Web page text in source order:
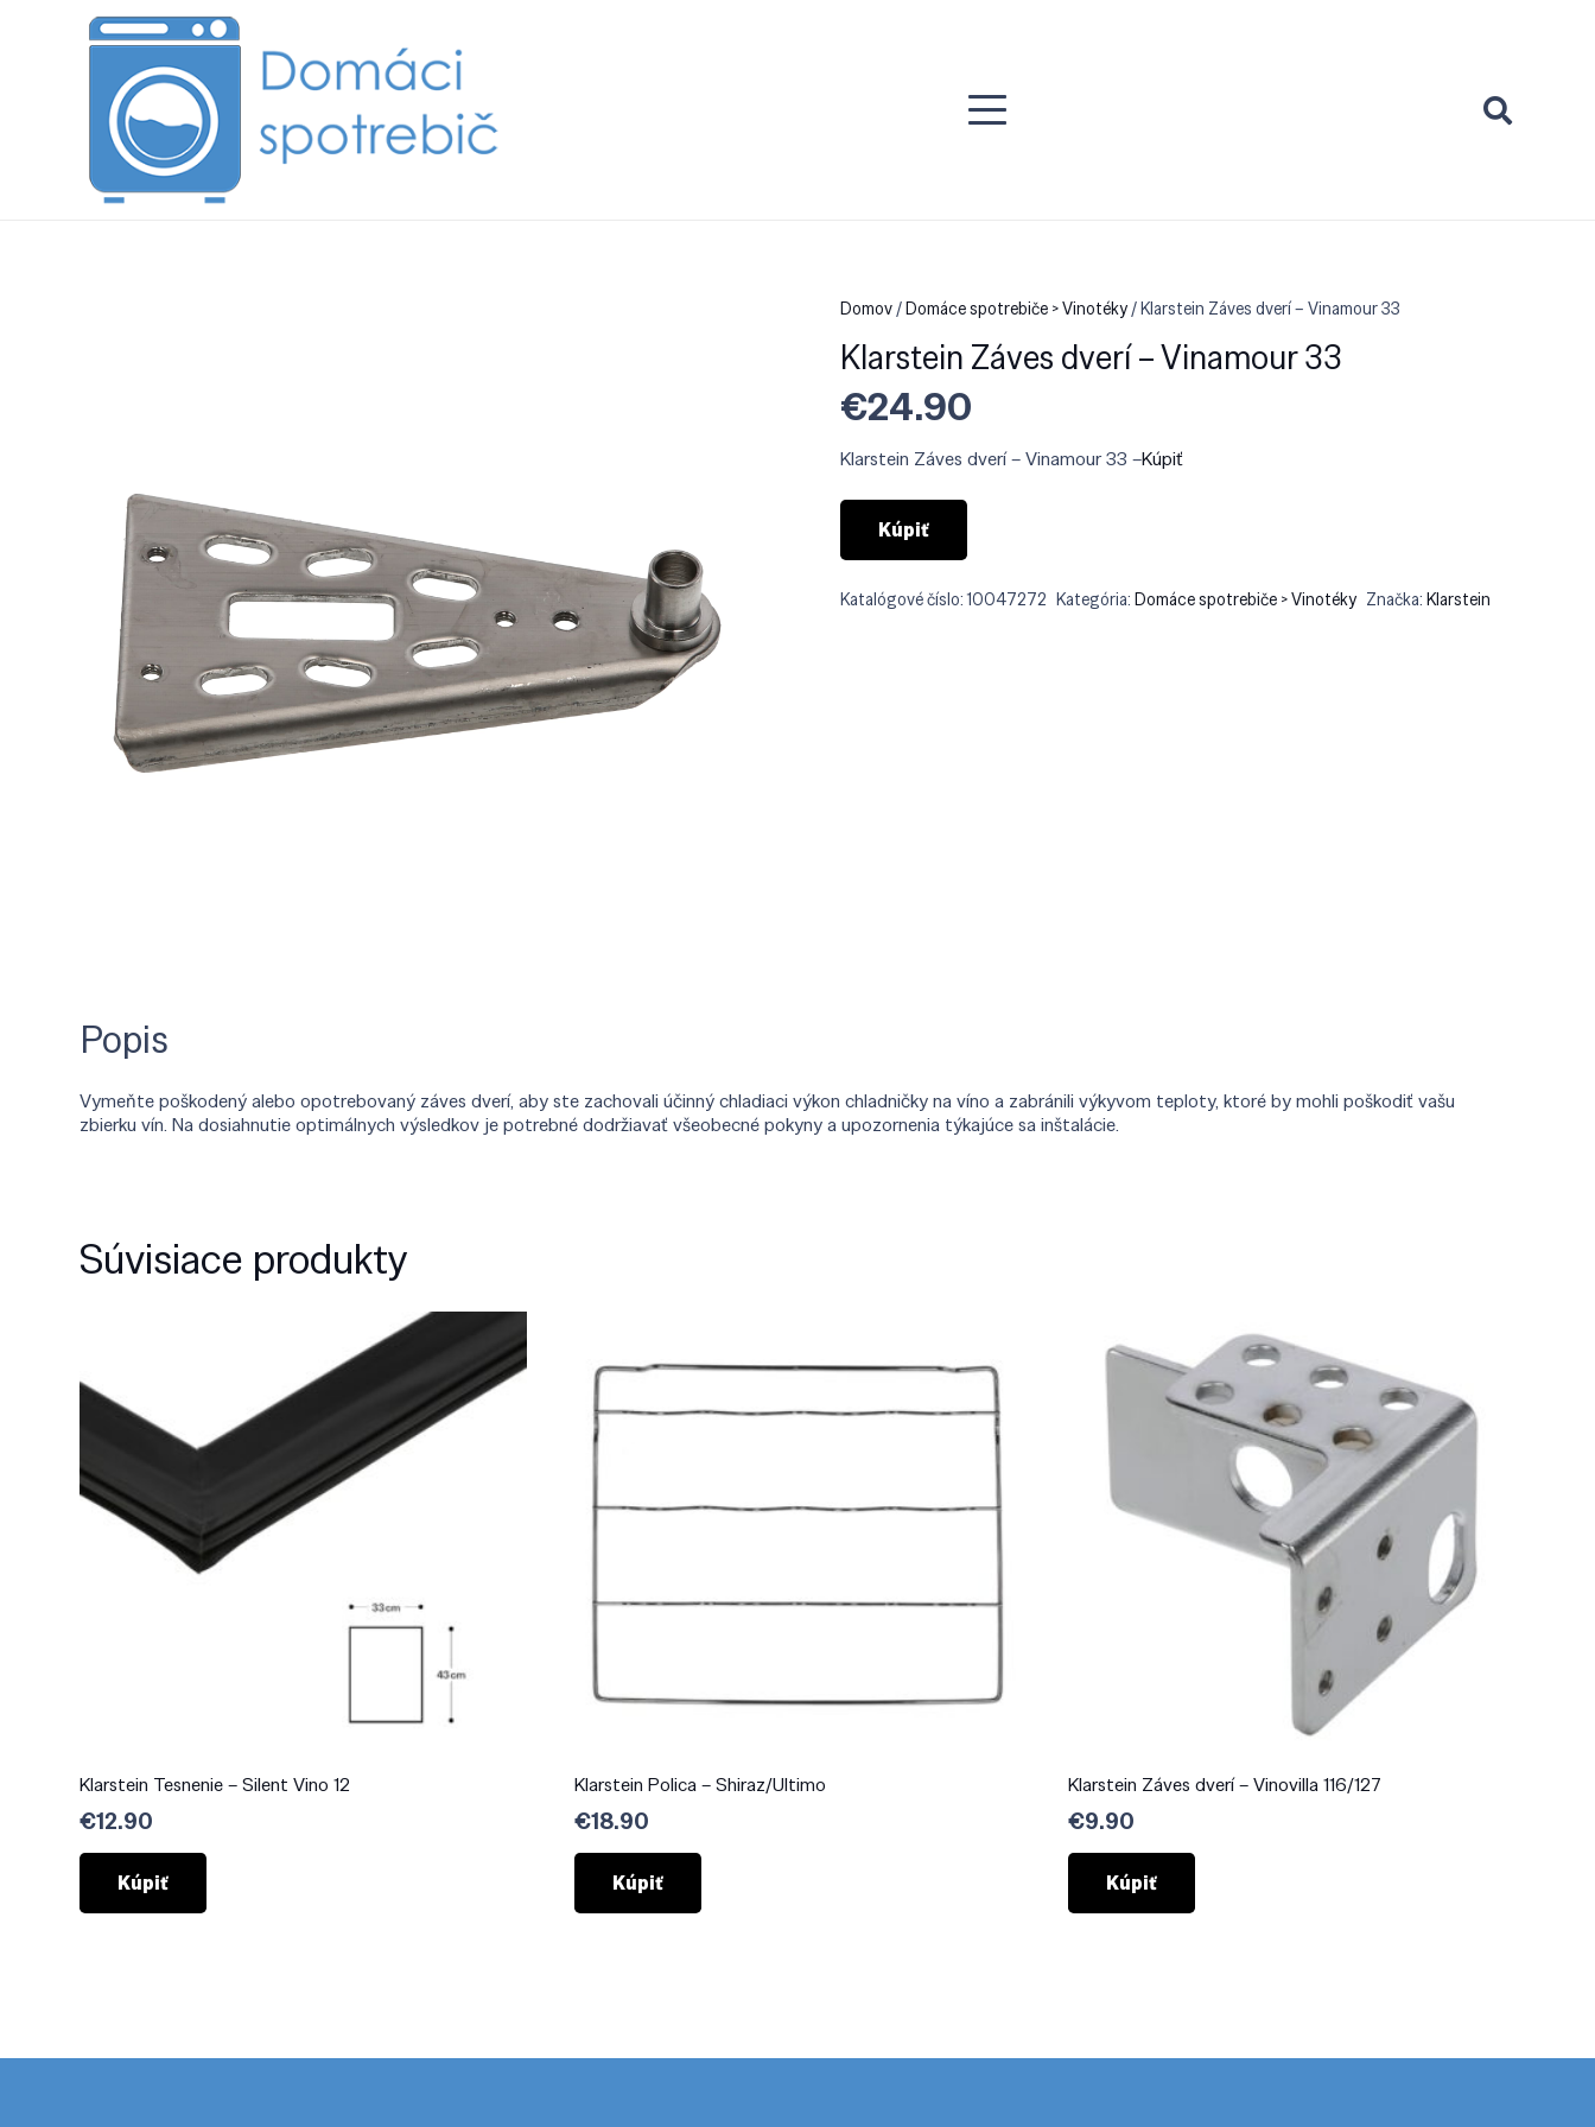
Domov/Domáce spotrebiče > Vinotéky/ Klarstein Záves dverí – Vinamour 33
Klarstein Záves dverí – Vinamour 33
€24.90
Klarstein Záves dverí – Vinamour 33 –Kúpiť
Kúpiť
Katalógové číslo:10047272 Kategória:Domáce spotrebiče > Vinotéky Značka: Klarstein
Popis
Vymeňte poškodený alebo opotrebovaný záves dverí, aby ste zachovali účinný chladiaci výkon chladničky na víno a zabránili výkyvom teploty, ktoré by mohli poškodiť vašu
zbierku vín. Na dosiahnutie optimálnych výsledkov je potrebné dodržiavať všeobecné pokyny a upozornenia týkajúce sa inštalácie.
Súvisiace produkty
Klarstein Tesnenie – Silent Vino 12
€12.90
Kúpiť
Klarstein Polica – Shiraz/Ultimo
€18.90
Kúpiť
Klarstein Záves dverí – Vinovilla 116/127
€9.90
Kúpiť